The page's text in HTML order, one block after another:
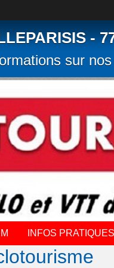
-
sur
INFOS PRATIQUES